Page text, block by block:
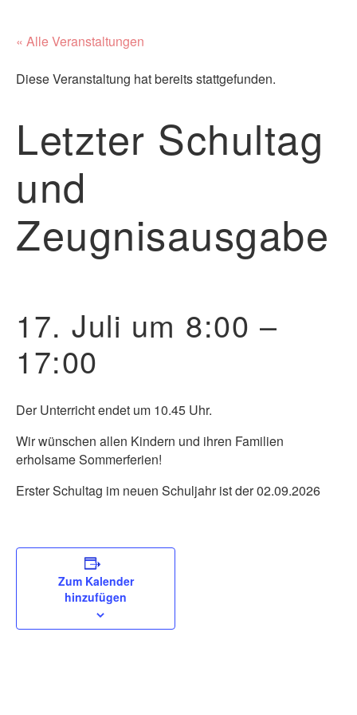
« Alle Veranstaltungen
Diese Veranstaltung hat bereits stattgefunden.
Letzter Schultag
und
Zeugnisausgabe
17. Juli um 8:00 –
17:00
Der Unterricht endet um 10.45 Uhr.
Wir wünschen allen Kindern und ihren Familien
erholsame Sommerferien!
Erster Schultag im neuen Schuljahr ist der 02.09.2026
Zum Kalender
hinzufügen